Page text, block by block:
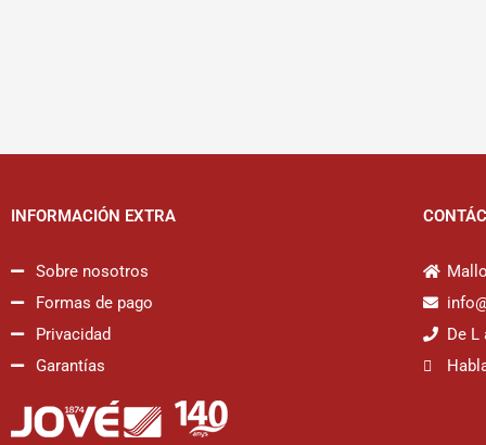
INFORMACIÓN EXTRA
Sobre nosotros
Formas de pago
Privacidad
Garantías
De L